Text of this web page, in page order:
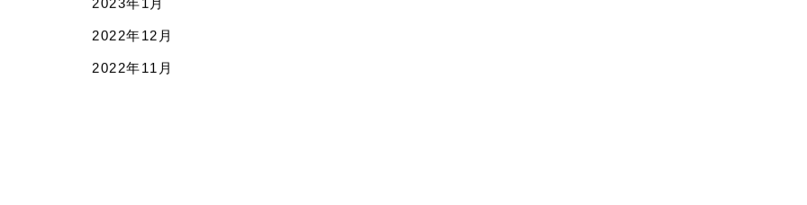
2023年1月
2022年12月
2022年11月